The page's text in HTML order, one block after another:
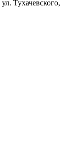
Тухачевского,